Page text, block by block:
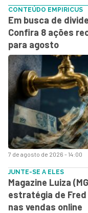
7 de agosto de 2026 - 14:00
CONTEÚDO EMPIRICUS
Em busca de
Confira 8 ações
para agosto
JUNTE-SE A ELES
Magazine Luiza
estratégia de
nas vendas online